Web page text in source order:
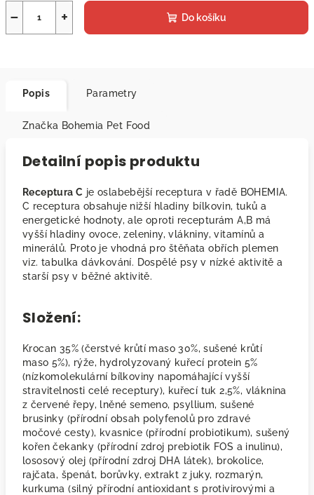
+
− Do košíku
Popis Parametry
Značka Bohemia Pet Food
Detailní popis produktu
Receptura C je oslabebější receptura v řadě BOHEMIA.
C receptura obsahuje nižší hladiny bílkovin, tuků a
energetické hodnoty, ale oproti recepturám A,B má
vyšší hladiny ovoce, zeleniny, vlákniny, vitamínů a
minerálů. Proto je vhodná pro štěňata obřích plemen
viz. tabulka dávkování. Dospělé psy v nízké aktivitě a
starší psy v běžné aktivitě.
Složení:
Krocan 35% (čerstvé krůtí maso 30%, sušené krůtí
maso 5%), rýže, hydrolyzovaný kuřecí protein 5%
(nízkomolekulární bílkoviny napomáhající vyšší
stravitelnosti celé receptury), kuřecí tuk 2,5%, vláknina
z červené řepy, lněné semeno, psyllium, sušené
brusinky (přírodní obsah polyfenolů pro zdravé
močové cesty), kvasnice (přírodní probiotikum), sušený
kořen čekanky (přírodní zdroj prebiotik FOS a inulinu),
lososový olej (přírodní zdroj DHA látek), brokolice,
rajčata, špenát, borůvky, extrakt z juky, rozmarýn,
kurkuma (silný přírodní antioxidant s protivirovými a